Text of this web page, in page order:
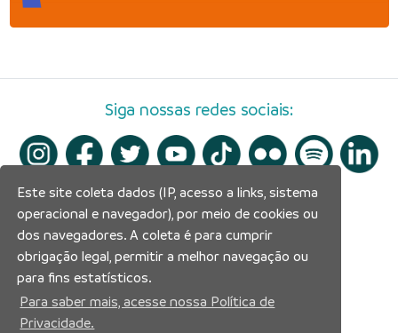
Siga nossas redes sociais:
Este site coleta dados (IP, acesso a links, sistema
operacional e navegador), por meio de cookies ou
dos navegadores. A coleta é para cumprir
obrigação legal, permitir a melhor navegação ou
para fins estatísticos.
Para saber mais, acesse nossa Política de
Privacidade.